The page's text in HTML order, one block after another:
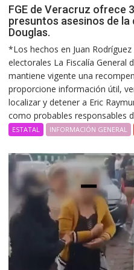
FGE de Veracruz ofrece
presuntos asesinos de
Douglas.
*Los hechos en Juan
electorales La Fiscalía General
mantiene vigente una
proporcione información útil,
localizar y detener a Eric
como probables responsables
ESTATAL INFORMACIÓN GENERAL